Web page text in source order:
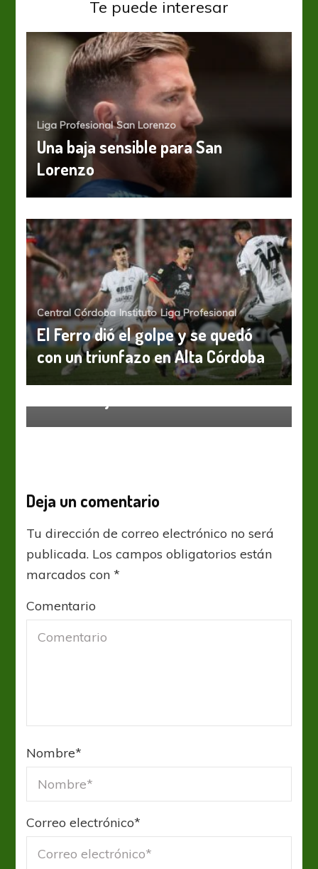
Te puede interesar
Liga Profesional San Lorenzo
Una baja sensible para San
Lorenzo
Central Córdoba Instituto Liga Profesional
El Ferro dió el golpe y se quedó
con un triunfazo en Alta Córdoba
Defensa y Justicia Liga Profesional
El Halcón se prepara para recibir al
Deja un comentario
Tu dirección de correo electrónico no será
publicada. Los campos obligatorios están
marcados con*
Comentario
Nombre*
Correo electrónico*